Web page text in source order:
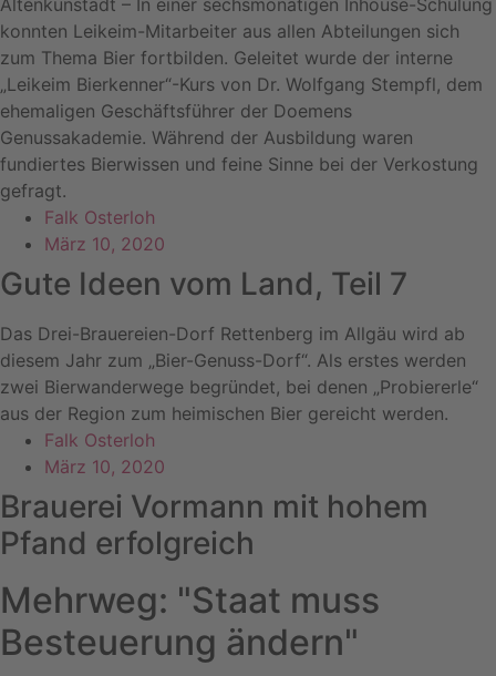
konnten Leikeim-Mitarbeiter aus allen Abteilungen sich
zum Thema Bier fortbilden. Geleitet wurde der interne
„Leikeim Bierkenner“-Kurs von Dr. Wolfgang Stempfl, dem
ehemaligen Geschäftsführer der Doemens
Genussakademie. Während der Ausbildung waren
fundiertes Bierwissen und feine Sinne bei der Verkostung
gefragt.
Falk Osterloh
März 10, 2020
Gute Ideen vom Land, Teil 7
Das Drei-Brauereien-Dorf Rettenberg im Allgäu wird ab
diesem Jahr zum „Bier-Genuss-Dorf“. Als erstes werden
zwei Bierwanderwege begründet, bei denen „Probiererle“
aus der Region zum heimischen Bier gereicht werden.
Falk Osterloh
März 10, 2020
Brauerei Vormann mit hohem
Pfand erfolgreich
Mehrweg: "Staat muss
Besteuerung ändern"